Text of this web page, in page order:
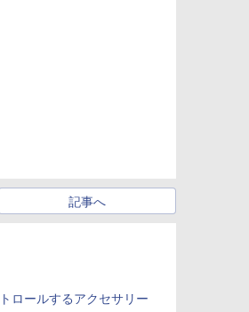
記事へ
ロールするアクセサリー